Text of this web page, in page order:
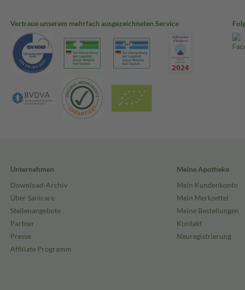
Vertraue unserem mehrfach ausgezeichneten Service
Unternehmen
Download-Archiv
Über Sanicare
Stellenangebote
Partner
Presse
Affiliate Programm
Meine Apotheke
Mein Kundenkonto
Mein Merkzettel
Meine Bestellungen
Kontakt
Neuregistrierung